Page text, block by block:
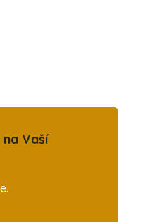
Vaší